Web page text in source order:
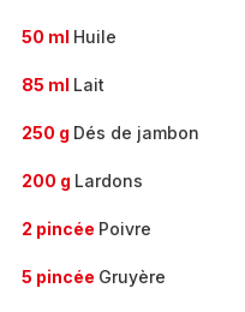
50 ml Huile
85 ml Lait
250 g Dés de jambon
200 g Lardons
2 pincée Poivre
5 pincée Gruyère